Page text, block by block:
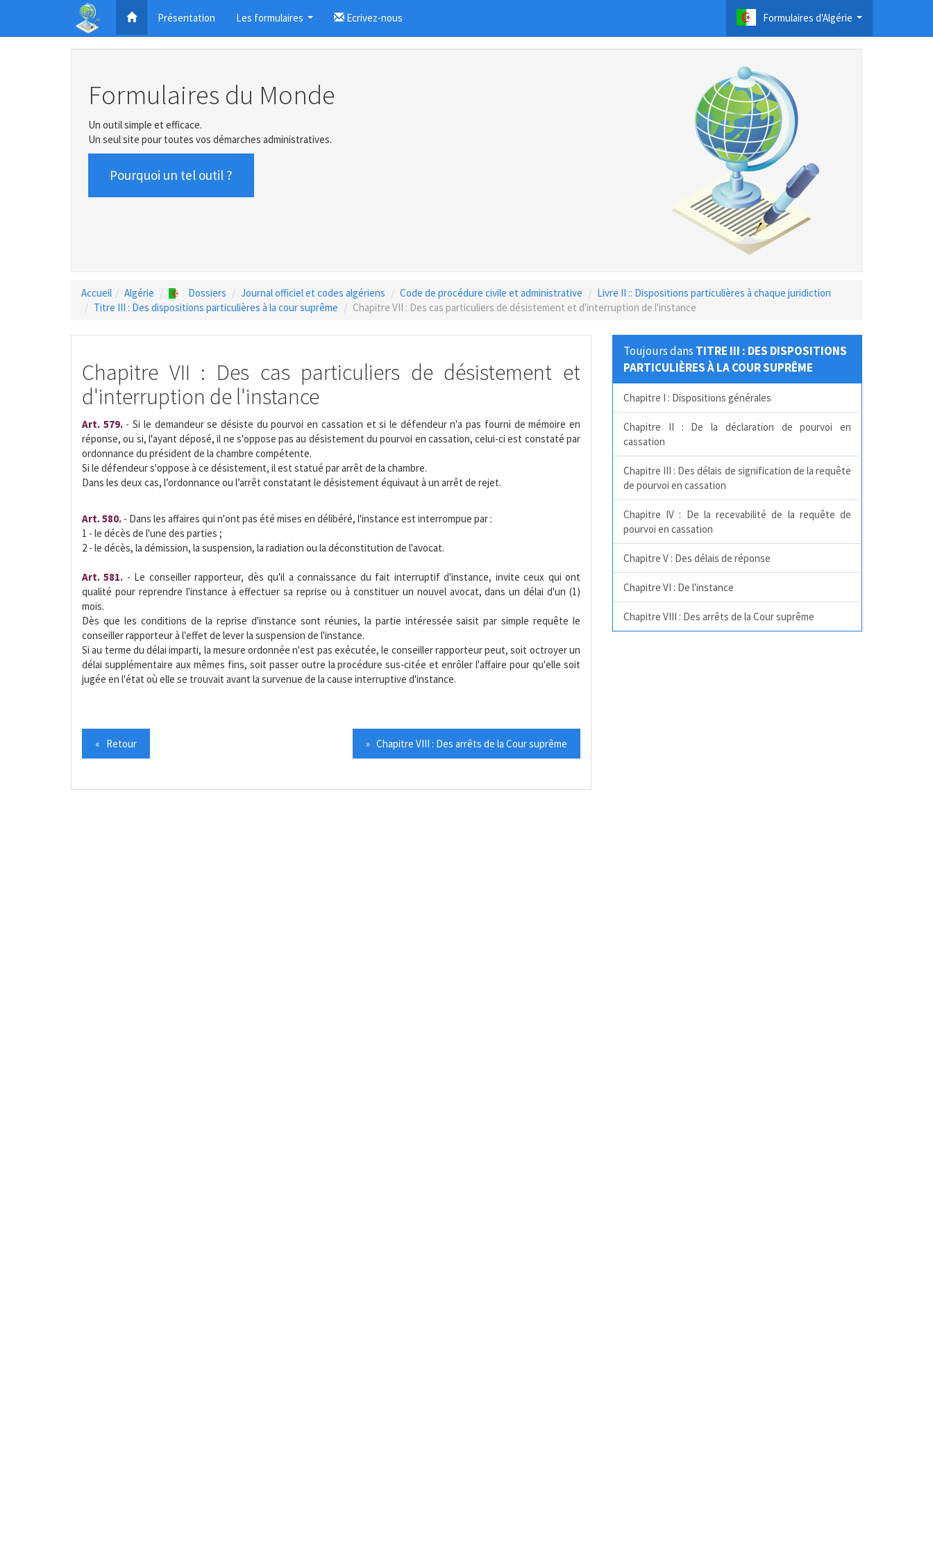
Présentation Les formulaires Ecrivez-nous Formulaires d'Algérie
Formulaires du Monde
Un outil simple et efficace.
Un seul site pour toutes vos démarches administratives.
Pourquoi un tel outil ?
Accueil Algérie Dossiers Journal officiel et codes algériens Code de procédure civile et administrative
Livre II :: Dispositions particulières à chaque juridiction
Titre III : Des dispositions particulières à la cour suprême
Chapitre VII : Des cas particuliers de désistement et d'interruption de l'instance
Chapitre VII : Des cas particuliers de désistement et
d'interruption de l'instance
Art. 579. - Si le demandeur se désiste du pourvoi en cassation et si le défendeur n'a pas fourni de mémoire en
réponse, ou si, l'ayant déposé, il ne s'oppose pas au désistement du pourvoi en cassation, celui-ci est constaté par
ordonnance du président de la chambre compétente.
Si le défendeur s'oppose à ce désistement, il est statué par arrêt de la chambre.
Dans les deux cas, l’ordonnance ou l’arrêt constatant le désistement équivaut à un arrêt de rejet.
Art. 580. - Dans les affaires qui n'ont pas été mises en délibéré, l'instance est interrompue par :
1 - le décès de l'une des parties ;
2 - le décès, la démission, la suspension, la radiation ou la déconstitution de l'avocat.
Art. 581. - Le conseiller rapporteur, dès qu'il a connaissance du fait interruptif d'instance, invite ceux qui ont
qualité pour reprendre l'instance à effectuer sa reprise ou à constituer un nouvel avocat, dans un délai d'un (1)
mois.
Dès que les conditions de la reprise d'instance sont réunies, la partie intéressée saisit par simple requête le
conseiller rapporteur à l'effet de lever la suspension de l'instance.
Si au terme du délai imparti, la mesure ordonnée n'est pas exécutée, le conseiller rapporteur peut, soit octroyer un
délai supplémentaire aux mêmes fins, soit passer outre la procédure sus-citée et enrôler l'affaire pour qu'elle soit
jugée en l'état où elle se trouvait avant la survenue de la cause interruptive d'instance.
« Retour » Chapitre VIII : Des arrêts de la Cour suprême
Toujours dans TITRE III : DES DISPOSITIONS
PARTICULIÈRES À LA COUR SUPRÊME
Chapitre I : Dispositions générales
Chapitre II : De la déclaration de pourvoi en
cassation
Chapitre III : Des délais de signification de la requête
de pourvoi en cassation
Chapitre IV : De la recevabilité de la requête de
pourvoi en cassation
Chapitre V : Des délais de réponse
Chapitre VI : De l'instance
Chapitre VIII : Des arrêts de la Cour suprême